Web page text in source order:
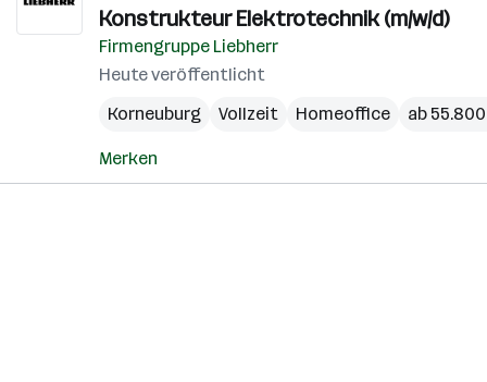
Konstrukteur Elektrotechnik (m/w/d)
Firmengruppe Liebherr
Heute veröffentlicht
Korneuburg
Vollzeit Homeoffice ab
Merken